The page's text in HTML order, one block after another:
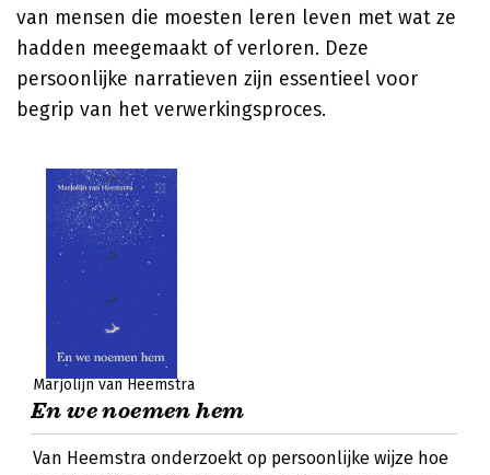
van mensen die moesten leren leven met wat ze
hadden meegemaakt of verloren. Deze
persoonlijke narratieven zijn essentieel voor
begrip van het verwerkingsproces.
Marjolijn van Heemstra
En we noemen hem
Van Heemstra onderzoekt op persoonlijke wijze hoe